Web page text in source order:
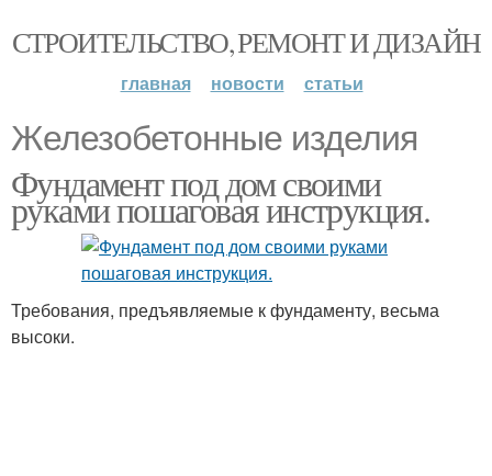
СТРОИТЕЛЬСТВО, РЕМОНТ И ДИЗАЙН
главная новости статьи
Железобетонные изделия
Фундамент под дом своими
руками пошаговая инструкция.
Требования, предъявляемые к фундаменту, весьма
высоки.